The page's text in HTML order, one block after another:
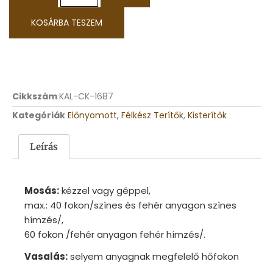
KOSÁRBA TESZEM
CikkszámKAL-CK-1687
Kategóriák Előnyomott, Félkész Terítők, Kisterítők
Leírás
Mosás:kézzel vagy géppel,
max.: 40 fokon/színes és fehér anyagon színes
hímzés/,
60 fokon /fehér anyagon fehér hímzés/.
Vasalás:selyem anyagnak megfelelő hőfokon